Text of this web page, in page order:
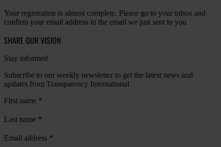
Your registration is almost complete. Please go to your inbox and
confirm your email address in the email we just sent to you
SHARE OUR VISION
Stay informed
Subscribe to our weekly newsletter to get the latest news and
updates from Transparency International
First name *
Last name *
Email address *